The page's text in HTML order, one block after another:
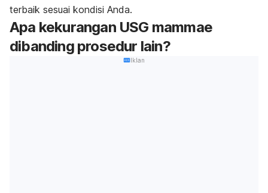
terbaik sesuai kondisi Anda.
Apa kekurangan USG mammae
dibanding prosedur lain?
Iklan